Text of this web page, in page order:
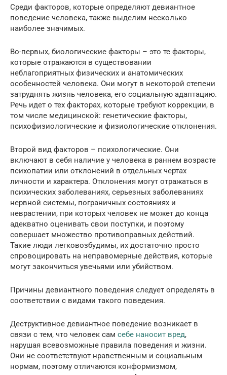
Среди факторов, которые определяют девиантное
поведение человека, также выделим несколько
наиболее значимых.
Во-первых, биологические факторы – это те факторы,
которые отражаются в существовании
неблагоприятных физических и анатомических
особенностей человека. Они могут в некоторой степени
затруднять жизнь человека, его социальную адаптацию.
Речь идет о тех факторах, которые требуют коррекции, в
том числе медицинской: генетические факторы,
психофизиологические и физиологические отклонения.
Второй вид факторов – психологические. Они
включают в себя наличие у человека в раннем возрасте
психопатии или отклонений в отдельных чертах
личности и характера. Отклонения могут отражаться в
психических заболеваниях, серьезных заболеваниях
нервной системы, пограничных состояниях и
неврастении, при которых человек не может до конца
адекватно оценивать свои поступки, и поэтому
совершает множество противоправных действий.
Такие люди легковозбудимы, их достаточно просто
спровоцировать на неправомерные действия, которые
могут закончиться увечьями или убийством.
Причины девиантного поведения следует определять в
соответствии с видами такого поведения.
Деструктивное девиантное поведение возникает в
связи с тем, что человек сам себе наносит вред,
нарушая всевозможные правила поведения и жизни.
Они не соответствуют нравственным и социальным
нормам, поэтому отличаются конформизмом,